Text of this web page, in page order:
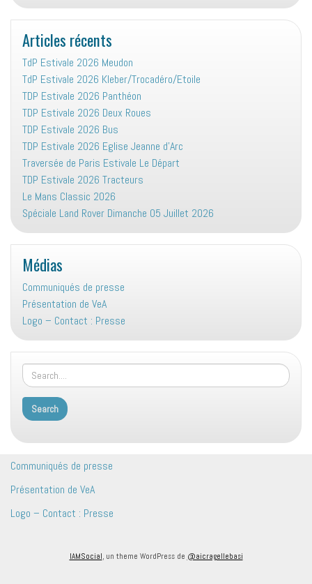
:
Articles récents
TdP Estivale 2026 Meudon
TdP Estivale 2026 Kleber/Trocadéro/Etoile
TDP Estivale 2026 Panthéon
TDP Estivale 2026 Deux Roues
TDP Estivale 2026 Bus
TDP Estivale 2026 Eglise Jeanne d’Arc
Traversée de Paris Estivale Le Départ
TDP Estivale 2026 Tracteurs
Le Mans Classic 2026
Spéciale Land Rover Dimanche 05 Juillet 2026
Médias
Communiqués de presse
Présentation de VeA
Logo – Contact : Presse
Communiqués de presse
Présentation de VeA
Logo – Contact : Presse
IAMSocial, un theme WordPress de @aicragellebasi